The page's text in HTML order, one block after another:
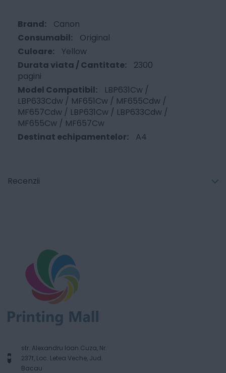
Canon
Original
Yellow
2300
pagini
LBP631Cw /
LBP633Cdw / MF651Cw / MF655Cdw /
MF657Cdw / LBP631Cw / LBP633Cdw /
MF655Cw / MF657Cw
A4
Recenzii
str. Alexandru Ioan Cuza, Nr.
237f, Loc. Letea Veche, Jud.
Bacau